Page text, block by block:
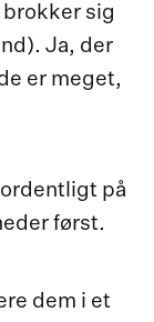
sig
Ja, der
er meget,
på
først.
dem i et